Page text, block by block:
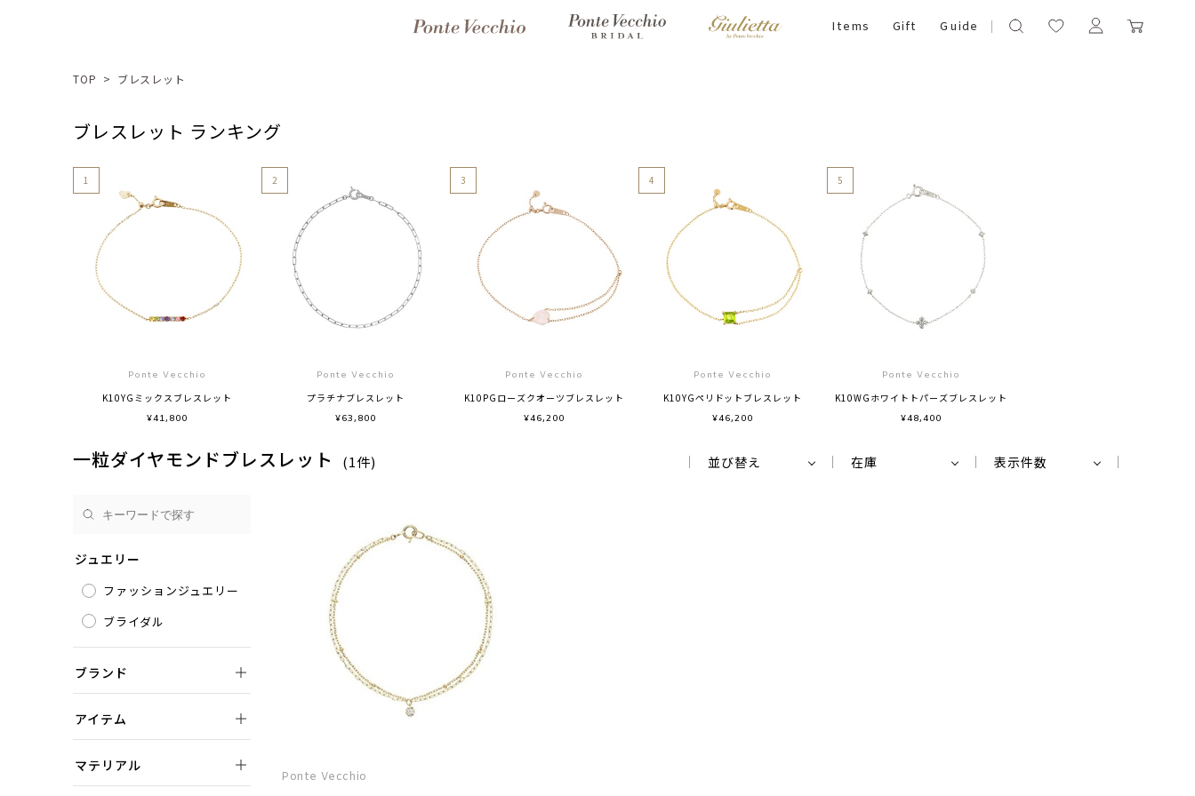
Items Gift Guide
TOP > ブレスレット
ブレスレット ランキング
1
Ponte Vecchio
K10YGミックスブレスレット
¥41,800
2
Ponte Vecchio
プラチナブレスレット
¥63,800
3
Ponte Vecchio
K10PGローズクオーツブレスレット
¥46,200
4
Ponte Vecchio
K10YGペリドットブレスレット
¥46,200
5
Ponte Vecchio
K10WGホワイトトパーズブレスレット
¥48,400
一粒ダイヤモンドブレスレット (1件) 並び替え 在庫 表示件数
ジュエリー
ファッションジュエリー
ブライダル
ブランド
アイテム
マテリアル
Ponte Vecchio